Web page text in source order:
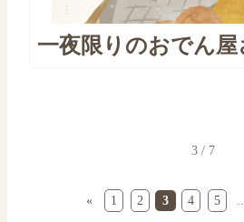
一夜限りのおでん屋
3 / 7
« 1 2 3 4 5